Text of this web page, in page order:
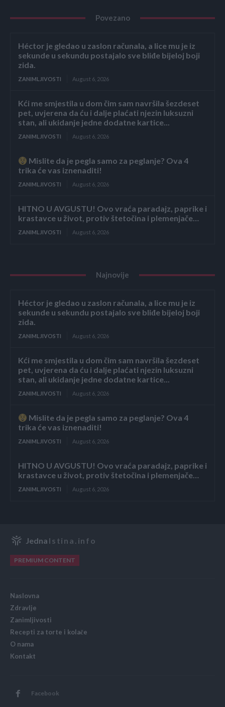
Povezano
Héctor je gledao u zaslon računala, a lice mu je iz
sekunde u sekundu postajalo sve bliđe bijeloj boji
zida.
ZANIMLJIVOSTI August 6, 2026
Kći me smjestila u dom čim sam navršila šezdeset
pet, uvjerena da ću i dalje plaćati njezin luksuzni
stan, ali ukidanje jedne dodatne kartice...
ZANIMLJIVOSTI August 6, 2026
Mislite da je pegla samo za peglanje? Ova 4
trika će vas iznenaditi!
ZANIMLJIVOSTI August 6, 2026
HITNO U AVGUSTU! Ovo vraća paradajz, paprike i
krastavce u život, protiv štetočina i plemenjače…
ZANIMLJIVOSTI August 6, 2026
Najnovije
Héctor je gledao u zaslon računala, a lice mu je iz
sekunde u sekundu postajalo sve bliđe bijeloj boji
zida.
ZANIMLJIVOSTI August 6, 2026
Kći me smjestila u dom čim sam navršila šezdeset
pet, uvjerena da ću i dalje plaćati njezin luksuzni
stan, ali ukidanje jedne dodatne kartice...
ZANIMLJIVOSTI August 6, 2026
Mislite da je pegla samo za peglanje? Ova 4
trika će vas iznenaditi!
ZANIMLJIVOSTI August 6, 2026
HITNO U AVGUSTU! Ovo vraća paradajz, paprike i
krastavce u život, protiv štetočina i plemenjače…
ZANIMLJIVOSTI August 6, 2026
Jedna Istina.info
PREMIUM CONTENT
Naslovna
Zdravlje
Zanimljivosti
Recepti za torte i kolače
O nama
Kontakt
Facebook